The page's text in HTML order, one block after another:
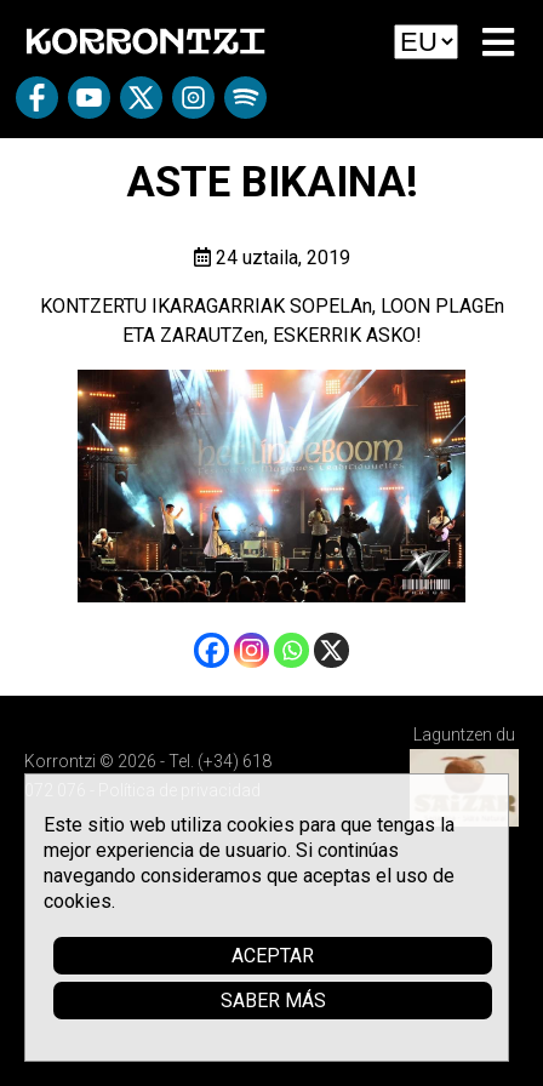
ASTE BIKAINA!
24 uztaila, 2019
KONTZERTU IKARAGARRIAK SOPELAn, LOON PLAGEn
ETA ZARAUTZen, ESKERRIK ASKO!
Korrontzi © 2026 - Tel. (+34) 618
Laguntzen du
Este sitio web utiliza cookies para que tengas la
mejor experiencia de usuario. Si continúas
navegando consideramos que aceptas el uso de
cookies.
ACEPTAR
SABER MÁS